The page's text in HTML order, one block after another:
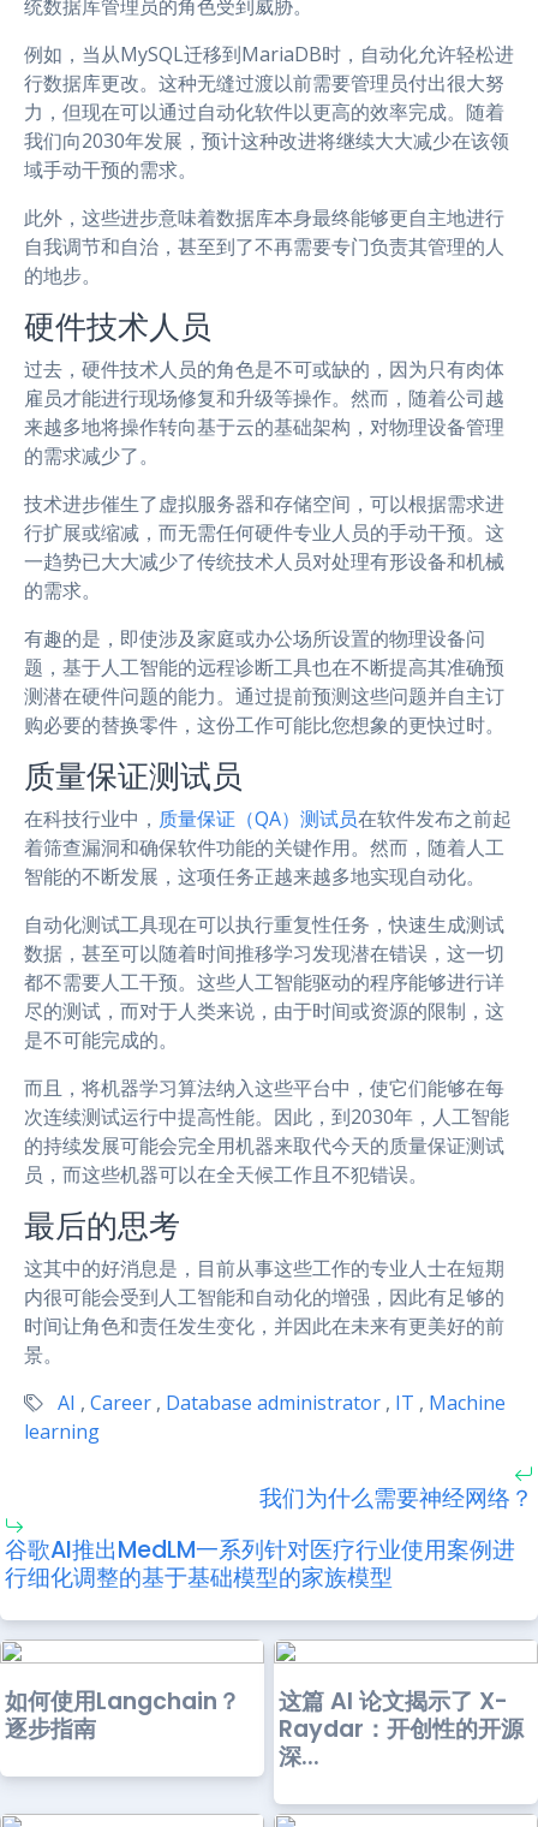
统数据库管理员的角色受到威胁。
例如，当从MySQL迁移到MariaDB时，自动化允许轻松进
行数据库更改。这种无缝过渡以前需要管理员付出很大努
力，但现在可以通过自动化软件以更高的效率完成。随着
我们向2030年发展，预计这种改进将继续大大减少在该领
域手动干预的需求。
此外，这些进步意味着数据库本身最终能够更自主地进行
自我调节和自治，甚至到了不再需要专门负责其管理的人
的地步。
硬件技术人员
过去，硬件技术人员的角色是不可或缺的，因为只有肉体
雇员才能进行现场修复和升级等操作。然而，随着公司越
来越多地将操作转向基于云的基础架构，对物理设备管理
的需求减少了。
技术进步催生了虚拟服务器和存储空间，可以根据需求进
行扩展或缩减，而无需任何硬件专业人员的手动干预。这
一趋势已大大减少了传统技术人员对处理有形设备和机械
的需求。
有趣的是，即使涉及家庭或办公场所设置的物理设备问
题，基于人工智能的远程诊断工具也在不断提高其准确预
测潜在硬件问题的能力。通过提前预测这些问题并自主订
购必要的替换零件，这份工作可能比您想象的更快过时。
质量保证测试员
在科技行业中， 质量保证（QA）测试员在软件发布之前起
着筛查漏洞和确保软件功能的关键作用。然而，随着人工
智能的不断发展，这项任务正越来越多地实现自动化。
自动化测试工具现在可以执行重复性任务，快速生成测试
数据，甚至可以随着时间推移学习发现潜在错误，这一切
都不需要人工干预。这些人工智能驱动的程序能够进行详
尽的测试，而对于人类来说，由于时间或资源的限制，这
是不可能完成的。
而且，将机器学习算法纳入这些平台中，使它们能够在每
次连续测试运行中提高性能。因此，到2030年，人工智能
的持续发展可能会完全用机器来取代今天的质量保证测试
员，而这些机器可以在全天候工作且不犯错误。
最后的思考
这其中的好消息是，目前从事这些工作的专业人士在短期
内很可能会受到人工智能和自动化的增强，因此有足够的
时间让角色和责任发生变化，并因此在未来有更美好的前
景。
AI , Career , Database administrator , IT , Machine
learning
我们为什么需要神经网络？
谷歌AI推出MedLM一系列针对医疗行业使用案例进
行细化调整的基于基础模型的家族模型
如何使用Langchain？
逐步指南
这篇 AI 论文揭示了 X-
Raydar：开创性的开源
深...